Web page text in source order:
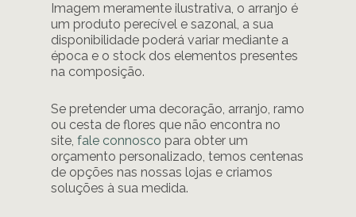
Imagem meramente ilustrativa, o arranjo é
um produto perecível e sazonal, a sua
disponibilidade poderá variar mediante a
época e o stock dos elementos presentes
na composição.
Se pretender uma decoração, arranjo, ramo
ou cesta de flores que não encontra no
site, fale connosco para obter um
orçamento personalizado, temos centenas
de opções nas nossas lojas e criamos
soluções à sua medida.